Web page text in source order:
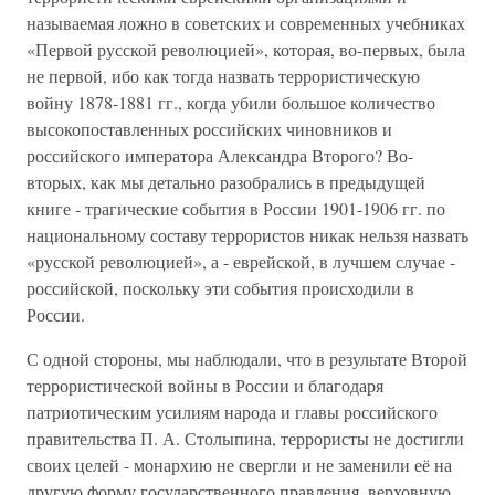
называемая ложно в советских и современных учебниках
«Первой русской революцией», которая, во-первых, была
не первой, ибо как тогда назвать террористическую
войну 1878-1881 гг., когда убили большое количество
высокопоставленных российских чиновников и
российского императора Александра Второго? Во-
вторых, как мы детально разобрались в предыдущей
книге - трагические события в России 1901-1906 гг. по
национальному составу террористов никак нельзя назвать
«русской революцией», а - еврейской, в лучшем случае -
российской, поскольку эти события происходили в
России.
С одной стороны, мы наблюдали, что в результате Второй
террористической войны в России и благодаря
патриотическим усилиям народа и главы российского
правительства П. А. Столыпина, террористы не достигли
своих целей - монархию не свергли и не заменили её на